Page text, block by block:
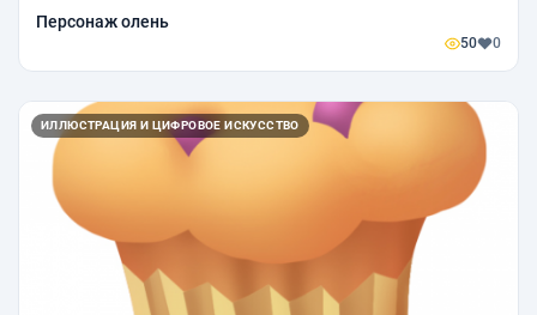
Персонаж олень
50 0
ИЛЛЮСТРАЦИЯ И ЦИФРОВОЕ ИСКУССТВО